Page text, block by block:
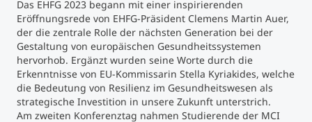
Das EHFG 2023 begann mit einer inspirierenden
Eröffnungsrede von EHFG-Präsident Clemens Martin Auer,
der die zentrale Rolle der nächsten Generation bei der
Gestaltung von europäischen Gesundheitssystemen
hervorhob. Ergänzt wurden seine Worte durch die
Erkenntnisse von EU-Kommissarin Stella Kyriakides, welche
die Bedeutung von Resilienz im Gesundheitswesen als
strategische Investition in unsere Zukunft unterstrich.
Am zweiten Konferenztag nahmen Studierende der MCI